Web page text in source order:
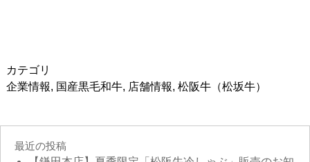
カテゴリ
企業情報, 国産黒毛和牛, 店舗情報, 松阪牛（松坂牛）
最近の投稿